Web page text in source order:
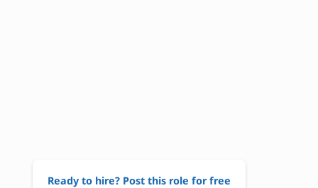
Ready to hire? Post this role for free